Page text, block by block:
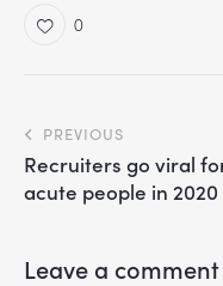
0
PREVIOUS
Recruiters go viral
acute people in 2020
Leave a comment